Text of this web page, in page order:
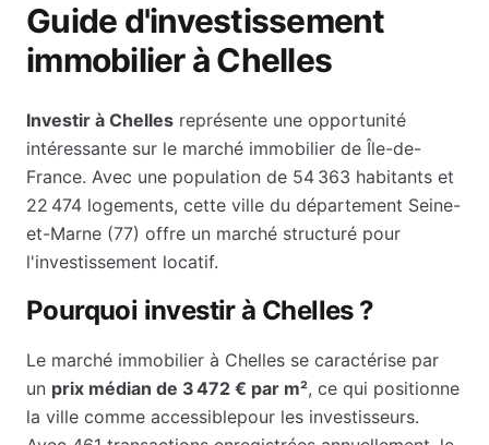
Guide d'investissement
immobilier àChelles
Investir à Chelles représente une opportunité
intéressante sur le marché immobilier de Île-de-
France. Avec une population de 54 363 habitants et
22 474 logements, cette ville du département Seine-
et-Marne (77) offre un marché structuré pour
l'investissement locatif.
Pourquoi investir à Chelles?
Le marché immobilier à Chelles se caractérise par
un prix médian de 3 472 € par m², ce qui positionne
la ville comme accessiblepour les investisseurs.